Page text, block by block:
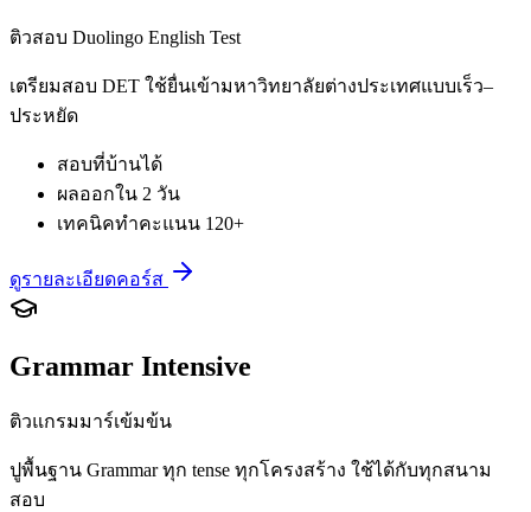
ติวสอบ Duolingo English Test
เตรียมสอบ DET ใช้ยื่นเข้ามหาวิทยาลัยต่างประเทศแบบเร็ว–
ประหยัด
สอบที่บ้านได้
ผลออกใน 2 วัน
เทคนิคทำคะแนน 120+
ดูรายละเอียดคอร์ส
Grammar Intensive
ติวแกรมมาร์เข้มข้น
ปูพื้นฐาน Grammar ทุก tense ทุกโครงสร้าง ใช้ได้กับทุกสนาม
สอบ